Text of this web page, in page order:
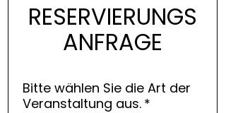
RESERVIERUNGS
ANFRAGE
Bitte wählen Sie die Art der
Veranstaltung aus. *